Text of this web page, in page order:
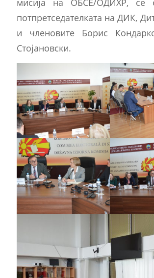
потпретседателката на ДИК,
и членовите Борис
Стојановски.